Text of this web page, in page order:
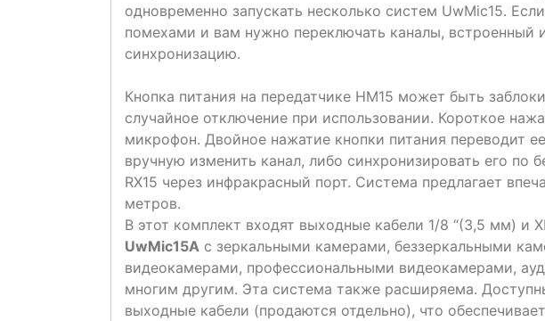
одновременно запускать несколько систем UwMic15.
помехами и вам нужно переключать каналы, встроенный
синхронизацию.
Кнопка питания на передатчике HM15 может быть
случайное отключение при использовании. Короткое
микрофон. Двойное нажатие кнопки питания переводит
вручную изменить канал, либо синхронизировать его по
RX15 через инфракрасный порт. Система предлагает
метров.
В этот комплект входят выходные кабели 1/8 “(3,5 мм) и
UwMic15A с зеркальными камерами, беззеркальными
видеокамерами, профессиональными видеокамерами,
многим другим. Эта система также расширяема.
выходные кабели (продаются отдельно), что